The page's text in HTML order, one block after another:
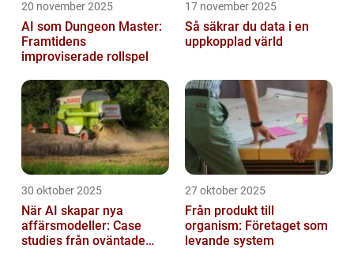
20 november 2025
AI som Dungeon Master:
Framtidens
improviserade rollspel
17 november 2025
Så säkrar du data i en
uppkopplad värld
30 oktober 2025
När AI skapar nya
affärsmodeller: Case
studies från oväntade
27 oktober 2025
Från produkt till
organism: Företaget som
levande system